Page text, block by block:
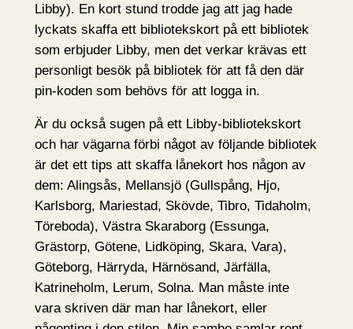
Libby). En kort stund trodde jag att jag hade
lyckats skaffa ett bibliotekskort på ett bibliotek
som erbjuder Libby, men det verkar krävas ett
personligt besök på bibliotek för att få den där
pin-koden som behövs för att logga in.
Är du också sugen på ett Libby-bibliotekskort
och har vägarna förbi något av följande bibliotek
är det ett tips att skaffa lånekort hos någon av
dem: Alingsås, Mellansjö (Gullspång, Hjo,
Karlsborg, Mariestad, Skövde, Tibro, Tidaholm,
Töreboda), Västra Skaraborg (Essunga,
Grästorp, Götene, Lidköping, Skara, Vara),
Göteborg, Härryda, Härnösand, Järfälla,
Katrineholm, Lerum, Solna. Man måste inte
vara skriven där man har lånekort, eller